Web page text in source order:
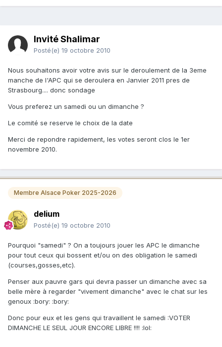
Invité Shalimar
Posté(e) 19 octobre 2010
Nous souhaitons avoir votre avis sur le deroulement de la 3eme
manche de l'APC qui se deroulera en Janvier 2011 pres de
Strasbourg.... donc sondage
Vous preferez un samedi ou un dimanche ?
Le comité se reserve le choix de la date
Merci de repondre rapidement, les votes seront clos le 1er
novembre 2010.
Membre Alsace Poker 2025-2026
delium
Posté(e) 19 octobre 2010
Pourquoi "samedi" ? On a toujours jouer les APC le dimanche
pour tout ceux qui bossent et/ou on des obligation le samedi
(courses,gosses,etc).
Penser aux pauvre gars qui devra passer un dimanche avec sa
belle mère à regarder "vivement dimanche" avec le chat sur les
genoux :bory: :bory:
Donc pour eux et les gens qui travaillent le samedi :VOTER
DIMANCHE LE SEUL JOUR ENCORE LIBRE !!!! :lol: